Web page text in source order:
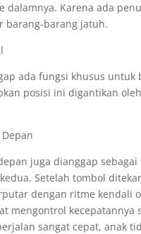
dalamnya. Karena ada
barang-barang jatuh.
ada fungsi khusus untuk
posisi ini digantikan
juga dianggap
Setelah tombol
dengan ritme kendali
mengontrol kecepatannya
sangat cepat, anak